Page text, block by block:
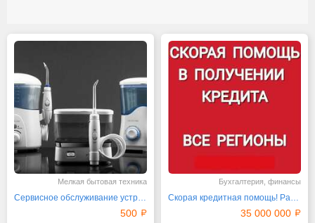
Мелкая бытовая техника
Сервисное обслуживание устройств "Ревилайн" быстро
500
Бухгалтерия, финансы
Скорая кредитная помощь! Работаем по всем регионам РФ
35 000 000